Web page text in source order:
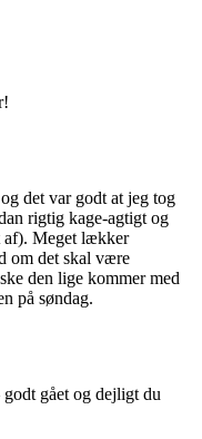
det var godt at jeg tog
rigtig kage-agtigt og
Meget lækker
om det skal være
den lige kommer med
på søndag.
gået og dejligt du